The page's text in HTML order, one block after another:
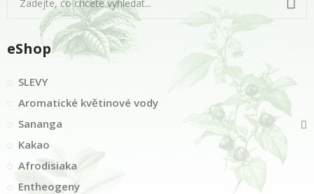
eShop
SLEVY
Aromatické květinové vody
Sananga
Kakao
Afrodisiaka
Entheogeny